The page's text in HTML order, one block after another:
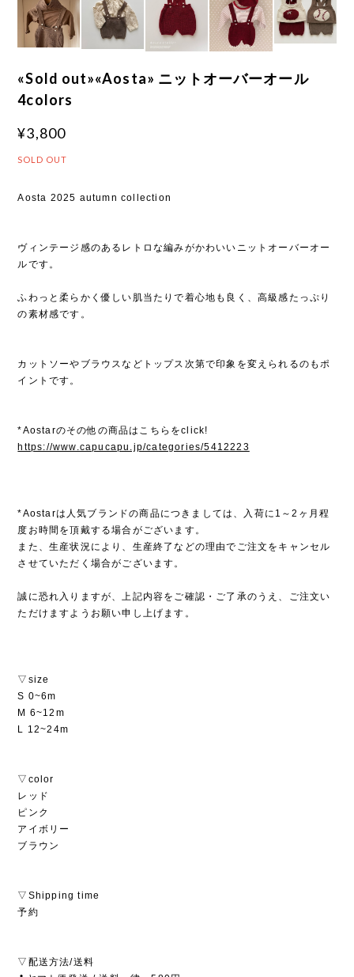
«Sold out»«Aosta» ニットオーバーオール
4colors
¥3,800
SOLD OUT
Aosta 2025 autumn collection
ヴィンテージ感のあるレトロな編みがかわいいニットオーバーオー
ルです。
ふわっと柔らかく優しい肌当たりで着心地も良く、高級感たっぷり
の素材感です。
カットソーやブラウスなどトップス次第で印象を変えられるのもポ
イントです。
*Aostarのその他の商品はこちらをclick!
https://www.capucapu.jp/categories/5412223
*Aostarは人気ブランドの商品につきましては、入荷に1～2ヶ月程
度お時間を頂戴する場合がございます。
また、生産状況により、生産終了などの理由でご注文をキャンセル
させていただく場合がございます。
誠に恐れ入りますが、上記内容をご確認・ご了承のうえ、ご注文い
ただけますようお願い申し上げます。
▽size
S 0~6m
M 6~12m
L 12~24m
▽color
レッド
ピンク
アイボリー
ブラウン
▽Shipping time
予約
▽配送方法/送料